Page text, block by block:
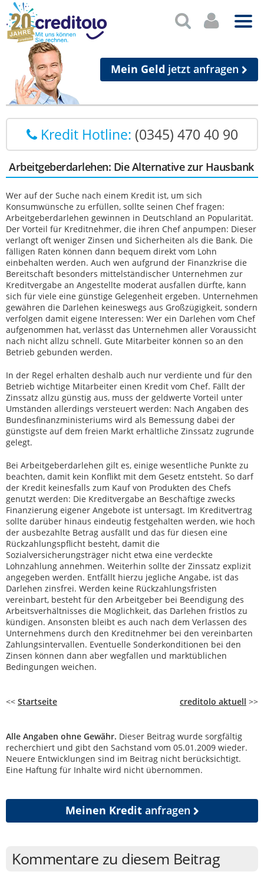
Mein Geld jetzt anfragen
Kredit Hotline: (0345) 470 40 90
Arbeitgeberdarlehen: Die Alternative zur Hausbank
Wer auf der Suche nach einem Kredit ist, um sich
Konsumwünsche zu erfüllen, sollte seinen Chef fragen:
Arbeitgeberdarlehen gewinnen in Deutschland an Popularität.
Der Vorteil für Kreditnehmer, die ihren Chef anpumpen: Dieser
verlangt oft weniger Zinsen und Sicherheiten als die Bank. Die
fälligen Raten können dann bequem direkt vom Lohn
einbehalten werden. Auch wen aufgrund der Finanzkrise die
Bereitschaft besonders mittelständischer Unternehmen zur
Kreditvergabe an Angestellte moderat ausfallen dürfte, kann
sich für viele eine günstige Gelegenheit ergeben. Unternehmen
gewähren die Darlehen keineswegs aus Großzügigkeit, sondern
verfolgen damit eigene Interessen: Wer ein Darlehen vom Chef
aufgenommen hat, verlässt das Unternehmen aller Voraussicht
nach nicht allzu schnell. Gute Mitarbeiter können so an den
Betrieb gebunden werden.
In der Regel erhalten deshalb auch nur verdiente und für den
Betrieb wichtige Mitarbeiter einen Kredit vom Chef. Fällt der
Zinssatz allzu günstig aus, muss der geldwerte Vorteil unter
Umständen allerdings versteuert werden: Nach Angaben des
Bundesfinanzministeriums wird als Bemessung dabei der
günstigste auf dem freien Markt erhältliche Zinssatz zugrunde
gelegt.
Bei Arbeitgeberdarlehen gilt es, einige wesentliche Punkte zu
beachten, damit kein Konflikt mit dem Gesetz entsteht. So darf
der Kredit keinesfalls zum Kauf von Produkten des Chefs
genutzt werden: Die Kreditvergabe an Beschäftige zwecks
Finanzierung eigener Angebote ist untersagt. Im Kreditvertrag
sollte darüber hinaus eindeutig festgehalten werden, wie hoch
der ausbezahlte Betrag ausfällt und das für diesen eine
Rückzahlungspflicht besteht, damit die
Sozialversicherungsträger nicht etwa eine verdeckte
Lohnzahlung annehmen. Weiterhin sollte der Zinssatz explizit
angegeben werden. Entfällt hierzu jegliche Angabe, ist das
Darlehen zinsfrei. Werden keine Rückzahlungsfristen
vereinbart, besteht für den Arbeitgeber bei Beendigung des
Arbeitsverhältnisses die Möglichkeit, das Darlehen fristlos zu
kündigen. Ansonsten bleibt es auch nach dem Verlassen des
Unternehmens durch den Kreditnehmer bei den vereinbarten
Zahlungsintervallen. Eventuelle Sonderkonditionen bei den
Zinsen können dann aber wegfallen und marktüblichen
Bedingungen weichen.
<< Startseite creditolo aktuell >>
Alle Angaben ohne Gewähr. Dieser Beitrag wurde sorgfältig
recherchiert und gibt den Sachstand vom 05.01.2009 wieder.
Neuere Entwicklungen sind im Beitrag nicht berücksichtigt.
Eine Haftung für Inhalte wird nicht übernommen.
Meinen Kreditanfragen
Kommentare zu diesem Beitrag